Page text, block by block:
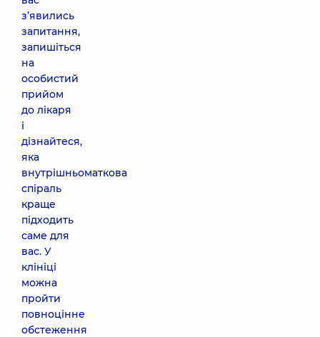
з’явились
запитання,
запишіться
на
особистий
прийом
до лікаря
і
дізнайтеся,
яка
внутрішньоматкова
спіраль
краще
підходить
саме для
вас. У
клініці
можна
пройти
повноцінне
обстеження